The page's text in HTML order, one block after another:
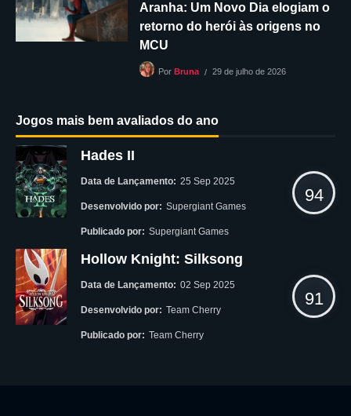
Aranha: Um Novo Dia elogiam o
retorno do herói às origens no
MCU
Por Bruna 29 de julho de 2026
Jogos mais bem avaliados do ano
Hades II
Data de Lançamento: 25 Sep 2025
Desenvolvido por: Supergiant Games
Publicado por: Supergiant Games
94
Hollow Knight: Silksong
Data de Lançamento: 02 Sep 2025
Desenvolvido por: Team Cherry
Publicado por: Team Cherry
91